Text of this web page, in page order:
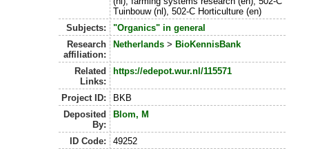
Tuinbouw (nl), 502-C Horticulture (en)
Subjects:
"Organics" in general
Research
affiliation:
Netherlands> BioKennisBank
Related
Links:
https://edepot.wur.nl/115571
Project ID:
BKB
Deposited
By:
Blom, M
ID Code: 49252